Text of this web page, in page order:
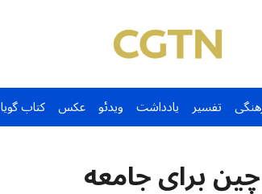
تفسیر یادداشت ویدئو عکس کتاب گویا
برای جامعه